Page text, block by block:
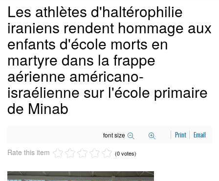
Les athlètes d'haltérophilie
iraniens rendent hommage aux
enfants d'école morts en
martyre dans la frappe
aérienne américano-
israélienne sur l'école primaire
de Minab
font size Print Email
Rate this item (0 votes)